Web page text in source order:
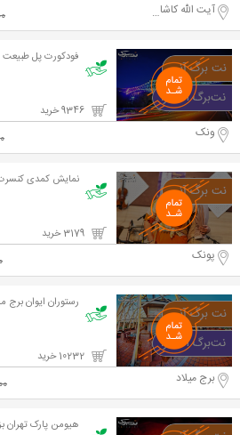
آیت الله کاشانی
فودکورت پل طبیعت
ونک
نمایش کمدی
پونک
رستوران ایوان برج
برج میلاد
هیومن پارک تهران